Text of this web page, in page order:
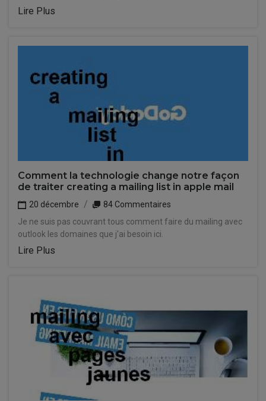
Lire Plus
Comment la technologie change notre façon
de traiter creating a mailing list in apple mail
20 décembre
84 Commentaires
Je ne suis pas couvrant tous comment faire du mailing avec
outlook les domaines que j'ai besoin ici.
Lire Plus